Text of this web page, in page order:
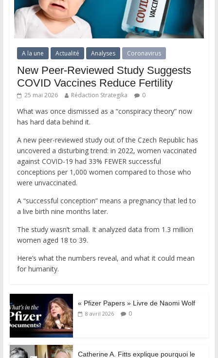
A la une Actualité Analyses Coronavirus
New Peer-Reviewed Study Suggests
COVID Vaccines Reduce Fertility
25 mai 2026 Rédaction Strategika 0
What was once dismissed as a “conspiracy theory” now
has hard data behind it.
A new peer-reviewed study out of the Czech Republic has
uncovered a disturbing trend: in 2022, women vaccinated
against COVID-19 had 33% FEWER successful
conceptions per 1,000 women compared to those who
were unvaccinated.
A “successful conception” means a pregnancy that led to
a live birth nine months later.
The study wasn’t small. It analyzed data from 1.3 million
women aged 18 to 39.
Here’s what the numbers reveal, and what it could mean
for humanity.
« Pfizer Papers » Livre de Naomi Wolf
8 avril 2026 0
Catherine A. Fitts explique pourquoi le